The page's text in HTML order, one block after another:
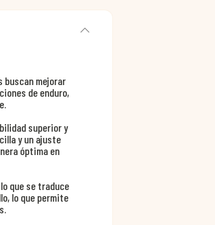
buscan mejorar
de enduro,
superior y
y un ajuste
óptima en
que se traduce
lo que permite